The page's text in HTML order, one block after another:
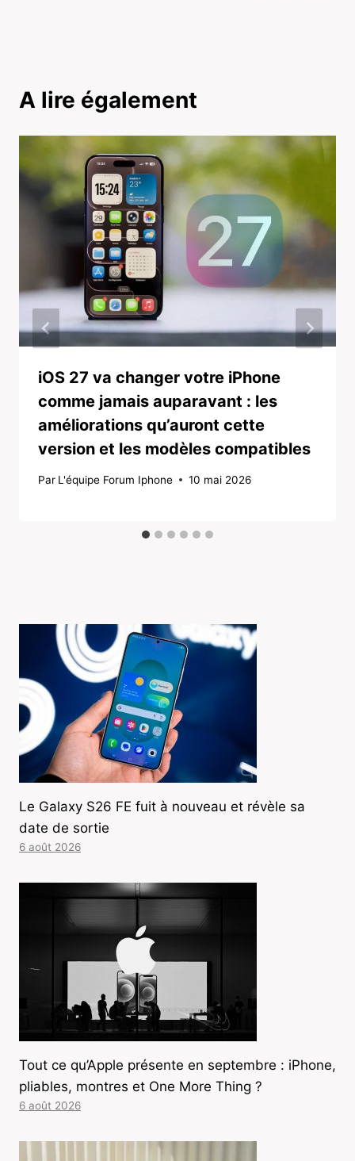
A lire également
iOS 27 va changer votre iPhone
comme jamais auparavant : les
améliorations qu’auront cette
version et les modèles compatibles
Par L'équipe Forum Iphone 10 mai 2026
Le Galaxy S26 FE fuit à nouveau et révèle sa
date de sortie
6 août 2026
Tout ce qu’Apple présente en septembre : iPhone,
pliables, montres et One More Thing ?
6 août 2026